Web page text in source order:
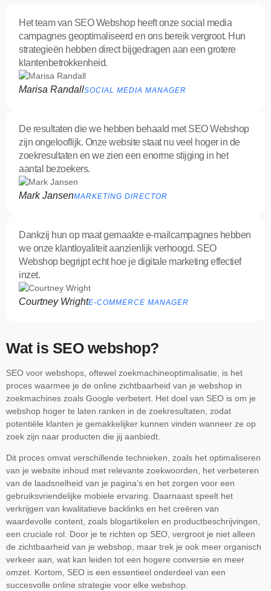
Het team van SEO Webshop heeft onze social media
campagnes geoptimaliseerd en ons bereik vergroot. Hun
strategieën hebben direct bijgedragen aan een grotere
klantenbetrokkenheid.
Marisa RandallSOCIAL MEDIA MANAGER
De resultaten die we hebben behaald met SEO Webshop
zijn ongelooflijk. Onze website staat nu veel hoger in de
zoekresultaten en we zien een enorme stijging in het
aantal bezoekers.
Mark JansenMARKETING DIRECTOR
Dankzij hun op maat gemaakte e-mailcampagnes hebben
we onze klantloyaliteit aanzienlijk verhoogd. SEO
Webshop begrijpt echt hoe je digitale marketing effectief
inzet.
Courtney WrightE-COMMERCE MANAGER
Wat is SEO webshop?
SEO voor webshops, oftewel zoekmachineoptimalisatie, is het
proces waarmee je de online zichtbaarheid van je webshop in
zoekmachines zoals Google verbetert. Het doel van SEO is om je
webshop hoger te laten ranken in de zoekresultaten, zodat
potentiële klanten je gemakkelijker kunnen vinden wanneer ze op
zoek zijn naar producten die jij aanbiedt.
Dit proces omvat verschillende technieken, zoals het optimaliseren
van je website inhoud met relevante zoekwoorden, het verbeteren
van de laadsnelheid van je pagina’s en het zorgen voor een
gebruiksvriendelijke mobiele ervaring. Daarnaast speelt het
verkrijgen van kwalitatieve backlinks en het creëren van
waardevolle content, zoals blogartikelen en productbeschrijvingen,
een cruciale rol. Door je te richten op SEO, vergroot je niet alleen
de zichtbaarheid van je webshop, maar trek je ook meer organisch
verkeer aan, wat kan leiden tot een hogere conversie en meer
omzet. Kortom, SEO is een essentieel onderdeel van een
succesvolle online strategie voor elke webshop.